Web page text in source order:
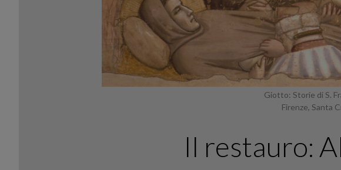
Giotto: Storie di S.
Firenze, Santa
Il restauro: